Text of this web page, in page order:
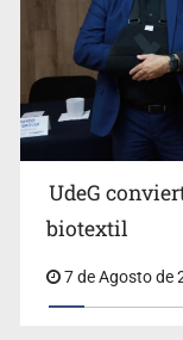
Cae en Zapopan
UdeG
biotextil
7 de Agosto de